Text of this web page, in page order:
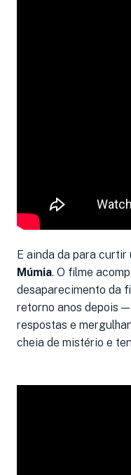
E ainda da para curtir
Múmia. O filme
desaparecimento da
retorno anos depois
respostas e
cheia de mistério e